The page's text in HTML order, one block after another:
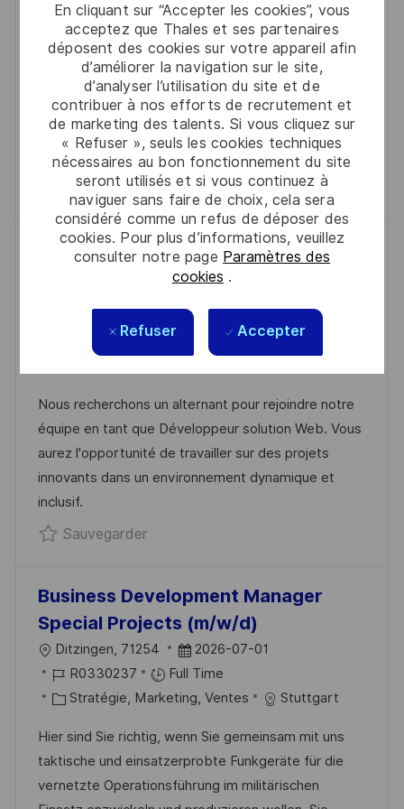
En cliquant sur “Accepter les cookies”, vous
acceptez que Thales et ses partenaires
déposent des cookies sur votre appareil afin
d’améliorer la navigation sur le site,
d’analyser l’utilisation du site et de
contribuer à nos efforts de recrutement et
de marketing des talents. Si vous cliquez sur
« Refuser », seuls les cookies techniques
nécessaires au bon fonctionnement du site
seront utilisés et si vous continuez à
naviguer sans faire de choix, cela sera
considéré comme un refus de déposer des
cookies. Pour plus d’informations, veuillez
consulter notre page Paramètres des
cookies .
Refuser Accepter
E
D
’
A
F
F
I
C
H
A
G
F
É
N
E
U
P
A
T
O
I
Nous recherchons un Ingénieur Commercial LASER
pour développer et renforcer les ventes de
solutions laser auprès d'institutions étatiques et
d'entreprises de pointe. Rejoignez une équipe
dynamique et innovante au sein d'un environnement
international.
SauvegarderSauvegarder Ingénieur Commercial
ALTERNANCE – Développeur
solution Web – F/H
E
D
’
A
F
F
A
G
E
É
F
É
R
E
N
C
O
S
T
E
T
É
G
O
R
I
Stratégie, Marketing, Ventes Massy
Nous recherchons un alternant pour rejoindre notre
équipe en tant que Développeur solution Web. Vous
aurez l'opportunité de travailler sur des projets
innovants dans un environnement dynamique et
inclusif.
SauvegarderSauvegarder ALTERNANCE –
Business Development Manager
Special Projects (m/w/d)
L
O
C
L
S
Ditzingen, 71254
D
A
T
D
’
A
2026-07-01
R
É
É
R
E
R0330237
Full Time
C
T
É
G
Stratégie, Marketing, Ventes Stuttgart
Hier sind Sie richtig, wenn Sie gemeinsam mit uns
taktische und einsatzerprobte Funkgeräte für die
vernetzte Operationsführung im militärischen